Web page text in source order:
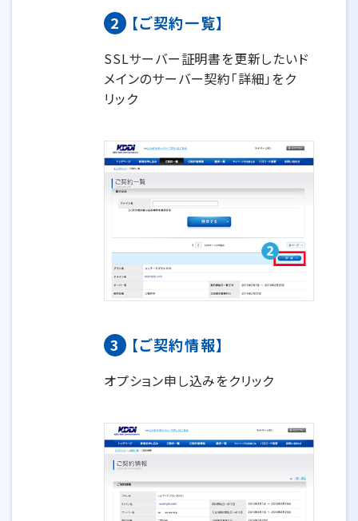
2 【ご契約一覧】
SSLサーバー証明書を更新したいド
メインのサーバー契約「詳細」をク
リック
3 【ご契約情報】
オプション申し込みをクリック